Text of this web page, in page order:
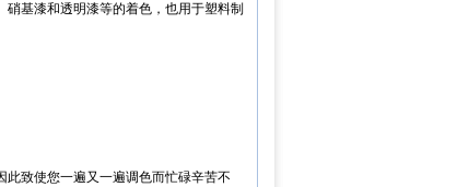
基漆和透明漆等的着色，也用于塑料制
致使您一遍又一遍调色而忙碌辛苦不